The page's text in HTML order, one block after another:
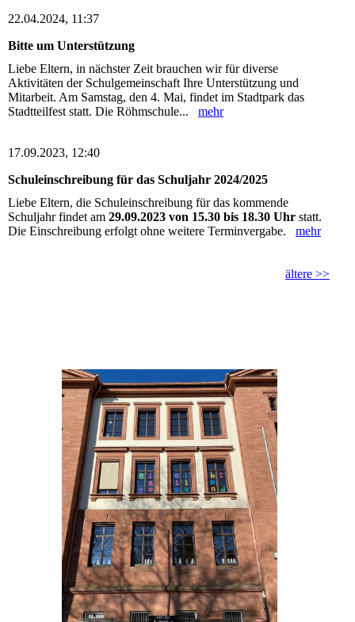
22.04.2024, 11:37
Bitte um Unterstützung
Liebe Eltern, in nächster Zeit brauchen wir für diverse
Aktivitäten der Schulgemeinschaft Ihre Unterstützung und
Mitarbeit. Am Samstag, den 4. Mai, findet im Stadtpark das
Stadtteilfest statt. Die Röhmschule... mehr
17.09.2023, 12:40
Schuleinschreibung für das Schuljahr 2024/2025
Liebe Eltern, die Schuleinschreibung für das kommende
Schuljahr findet am 29.09.2023 von 15.30 bis 18.30 Uhr statt.
Die Einschreibung erfolgt ohne weitere Terminvergabe. mehr
ältere >>